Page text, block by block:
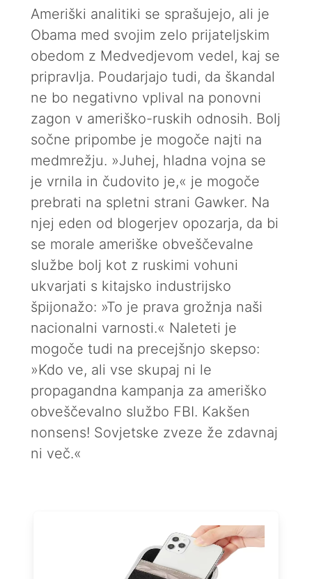
Ameriški analitiki se sprašujejo, ali je
Obama med svojim zelo prijateljskim
obedom z Medvedjevom vedel, kaj se
pripravlja. Poudarjajo tudi, da škandal
ne bo negativno vplival na ponovni
zagon v ameriško-ruskih odnosih. Bolj
sočne pripombe je mogoče najti na
medmrežju. »Juhej, hladna vojna se
je vrnila in čudovito je,« je mogoče
prebrati na spletni strani Gawker. Na
njej eden od blogerjev opozarja, da bi
se morale ameriške obveščevalne
službe bolj kot z ruskimi vohuni
ukvarjati s kitajsko industrijsko
špijonažo: »To je prava grožnja naši
nacionalni varnosti.« Naleteti je
mogoče tudi na precejšnjo skepso:
»Kdo ve, ali vse skupaj ni le
propagandna kampanja za ameriško
obveščevalno službo FBI. Kakšen
nonsens! Sovjetske zveze že zdavnaj
ni več.«